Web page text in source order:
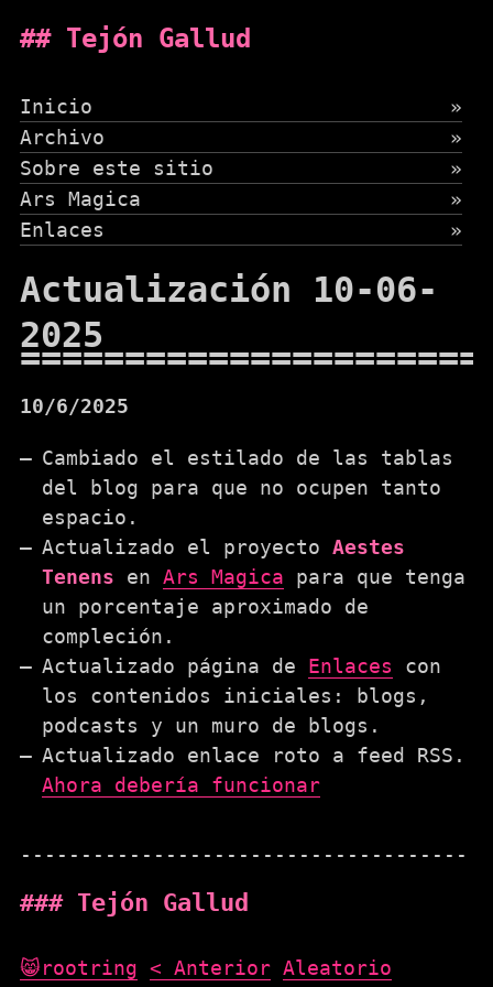
Tejón Gallud
Inicio
»
Archivo
»
Sobre este sitio
»
Ars Magica
»
Enlaces
»
Actualización 10-06-
2025
10/6/2025
Cambiado el estilado de las tablas
del blog para que no ocupen tanto
espacio.
Actualizado el proyecto Aestes
Tenens en Ars Magica para que tenga
un porcentaje aproximado de
compleción.
Actualizado página de Enlaces con
los contenidos iniciales: blogs,
podcasts y un muro de blogs.
Actualizado enlace roto a feed RSS.
Ahora debería funcionar
Tejón Gallud
😸rootring < Anterior Aleatorio